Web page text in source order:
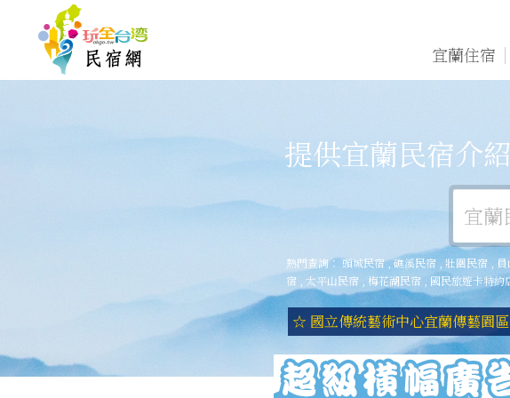
宜蘭住宿
提供宜蘭民宿介
熱門查詢：頭城民宿,礁溪民宿 壯圍民宿
宿
太平山民宿 梅花湖民宿 國民旅遊卡特約
☆ 國立傳統藝術中心宜蘭傳藝園